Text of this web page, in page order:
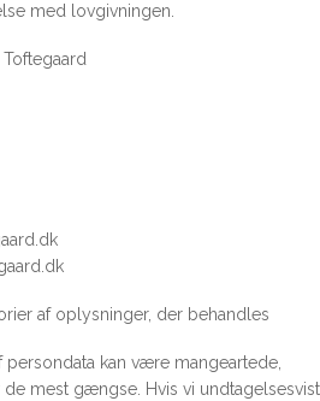
med lovgivningen.
af oplysninger, der behandles
kan være mangeartede,
mest gængse. Hvis vi undtagelsesvist